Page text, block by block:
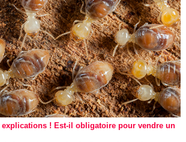
explications ! Est-il obligatoire pour vendre un